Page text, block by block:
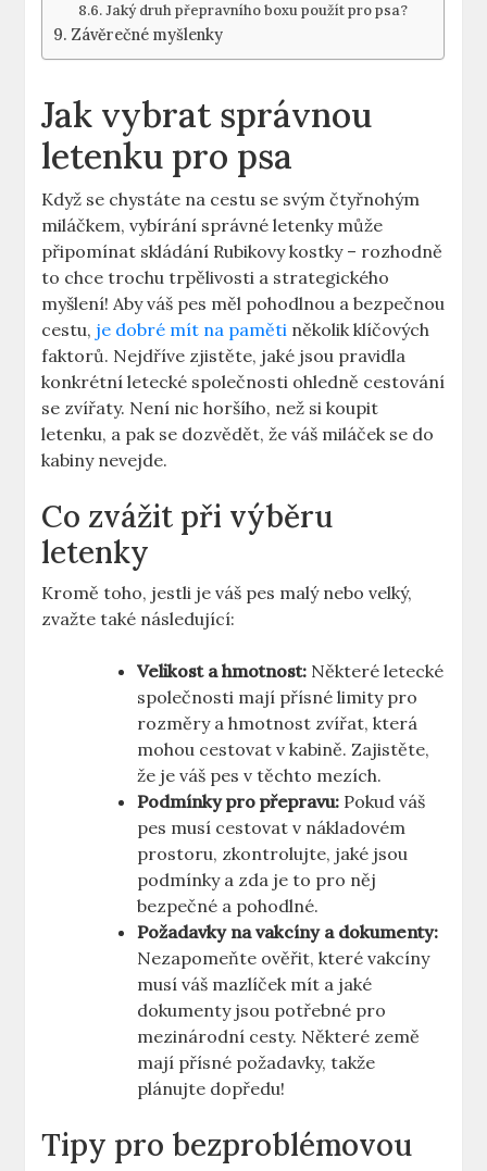
Jaký druh přepravního boxu použít pro psa?
Závěrečné myšlenky
Jak vybrat správnou
letenku pro psa
Když se chystáte na cestu se svým čtyřnohým
miláčkem, vybírání správné letenky může
připomínat skládání Rubikovy kostky – rozhodně
to chce trochu trpělivosti a strategického
myšlení! Aby váš pes měl pohodlnou a bezpečnou
cestu, je dobré mít na paměti několik klíčových
faktorů. Nejdříve zjistěte, jaké jsou pravidla
konkrétní letecké společnosti ohledně cestování
se zvířaty. Není nic horšího, než si koupit
letenku, a pak se dozvědět, že váš miláček se do
kabiny nevejde.
Co zvážit při výběru
letenky
Kromě toho, jestli je váš pes malý nebo velký,
zvažte také následující:
Velikost a hmotnost: Některé letecké
společnosti mají přísné limity pro
rozměry a hmotnost zvířat, která
mohou cestovat v kabině. Zajistěte,
že je váš pes v těchto mezích.
Podmínky pro přepravu: Pokud váš
pes musí cestovat v nákladovém
prostoru, zkontrolujte, jaké jsou
podmínky a zda je to pro něj
bezpečné a pohodlné.
Požadavky na vakcíny a dokumenty:
Nezapomeňte ověřit, které vakcíny
musí váš mazlíček mít a jaké
dokumenty jsou potřebné pro
mezinárodní cesty. Některé země
mají přísné požadavky, takže
plánujte dopředu!
Tipy pro bezproblémovou